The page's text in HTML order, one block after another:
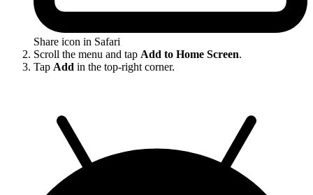
Share icon in Safari
Scroll the menu and tap Add to Home Screen.
Tap Add in the top-right corner.